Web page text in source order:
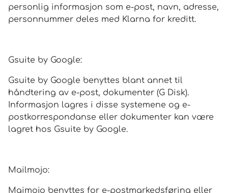
personlig informasjon som e-post, navn, adresse,
personnummer deles med Klarna for kreditt.
Gsuite by Google:
Gsuite by Google benyttes blant annet til
håndtering av e-post, dokumenter (G Disk).
Informasjon lagres i disse systemene og e-
postkorrespondanse eller dokumenter kan være
lagret hos Gsuite by Google.
Mailmojo:
Maimojo benyttes for e-postmarkedsføring eller